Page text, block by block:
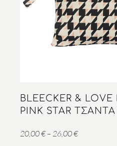
BLEECKER & LOVE
PINK STAR
20,00€ – 26,00€Price